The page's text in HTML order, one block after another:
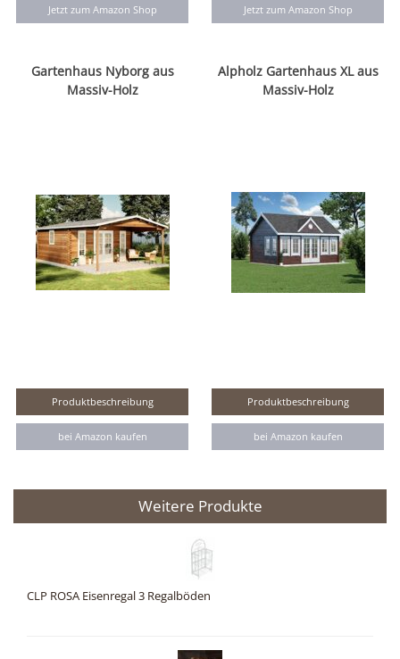
Jetzt zum Amazon Shop Jetzt zum Amazon Shop
Gartenhaus Nyborg aus
Massiv-Holz
Produktbeschreibung
bei Amazon kaufen
Alpholz Gartenhaus XL aus
Massiv-Holz
Produktbeschreibung
bei Amazon kaufen
Weitere Produkte
CLP ROSA Eisenregal 3 Regalböden